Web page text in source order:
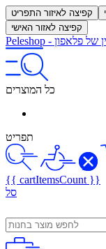
קפיצה לאיזור התפריט
קפיצה לאזור האישי
Peleshop - של פלאפון
כל המוצרים
תפריט
{{ cartItemsCount }}
סל